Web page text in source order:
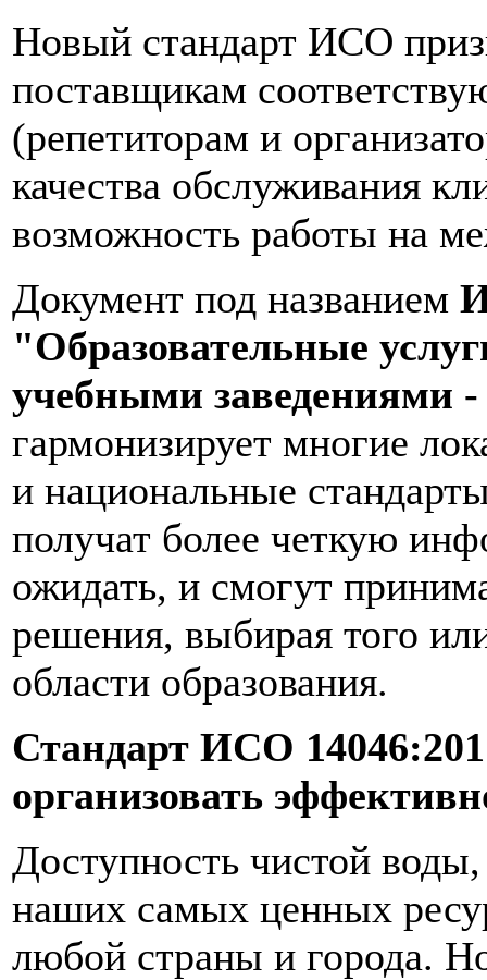
Новый стандарт ИСО
поставщикам
(репетиторам и
качества обслуживания
возможность работы на
Документ под названием
"Образовательные
учебными заведениями
гармонизирует многие
и национальные
получат более четкую
ожидать, и смогут
решения, выбирая того
области образования.
Стандарт ИСО
организовать
Доступность чистой
наших самых ценных
любой страны и города.